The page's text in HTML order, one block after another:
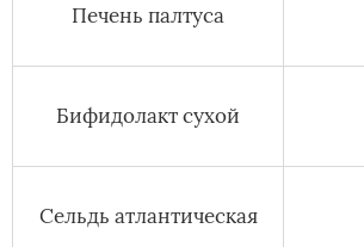
Печень палтуса
Бифидолакт сухой
Сельдь атлантическая